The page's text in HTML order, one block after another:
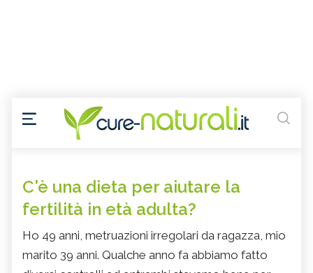
C'è una dieta per aiutare la
fertilità in età adulta?
Ho 49 anni, metruazioni irregolari da ragazza, mio
marito 39 anni. Qualche anno fa abbiamo fatto